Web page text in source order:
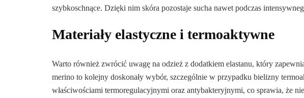
szybkoschnące. Dzięki nim skóra pozostaje sucha nawet podczas
Materiały elastyczne i termoaktywne
Warto również zwrócić uwagę na odzież z dodatkiem elastanu, który
merino to kolejny doskonały wybór, szczególnie w przypadku bielizny
właściwościami termoregulacyjnymi oraz antybakteryjnymi, co sprawia, że